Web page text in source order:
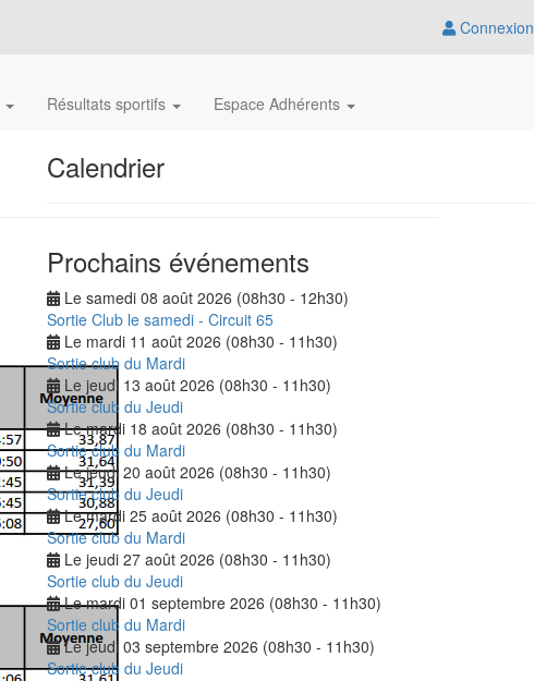
Connexion
Résultats sportifs Espace Adhérents
Calendrier
Prochains événements
Le samedi 08 août 2026 (08h30 - 12h30)
Sortie Club le samedi - Circuit 65
Le mardi 11 août 2026 (08h30 - 11h30)
Sortie club du Mardi
Le jeudi 13 août 2026 (08h30 - 11h30)
Sortie club du Jeudi
Le mardi 18 août 2026 (08h30 - 11h30)
Sortie club du Mardi
Le jeudi 20 août 2026 (08h30 - 11h30)
Sortie club du Jeudi
Le mardi 25 août 2026 (08h30 - 11h30)
Sortie club du Mardi
Le jeudi 27 août 2026 (08h30 - 11h30)
Sortie club du Jeudi
Le mardi 01 septembre 2026 (08h30 - 11h30)
Sortie club du Mardi
Le jeudi 03 septembre 2026 (08h30 - 11h30)
Sortie club du Jeudi